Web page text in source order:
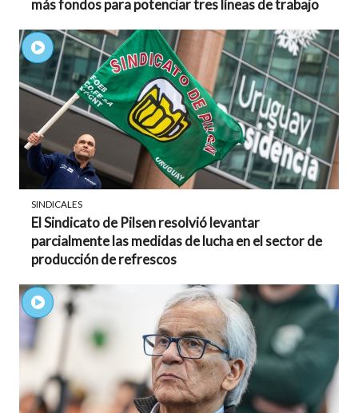
más fondos para potenciar tres líneas de trabajo
SINDICALES
El Sindicato de Pilsen resolvió levantar
parcialmente las medidas de lucha en el sector de
producción de refrescos